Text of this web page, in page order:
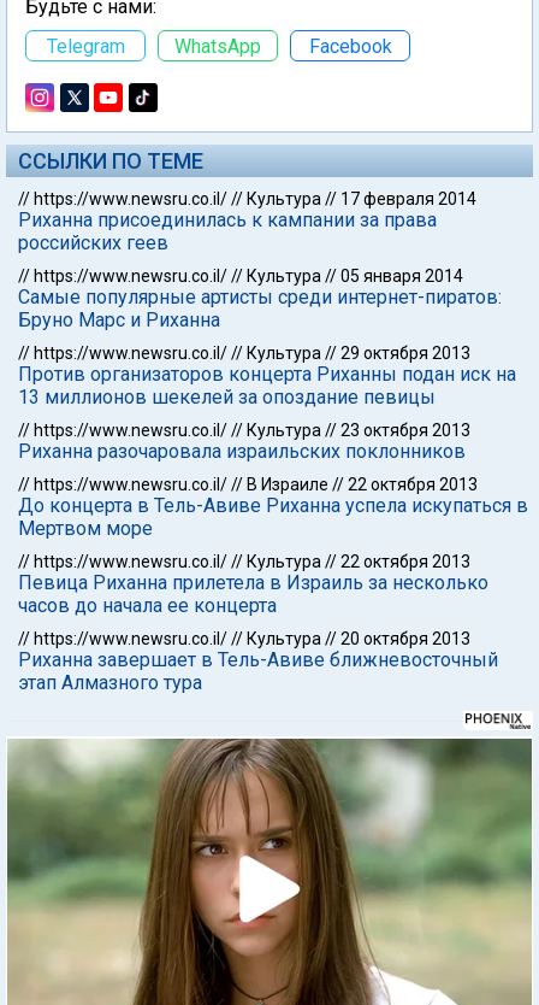
Будьте с нами:
Telegram
WhatsApp Facebook
ССЫЛКИ ПО ТЕМЕ
// https://www.newsru.co.il/// Культура // 17 февраля 2014
Риханна присоединилась к кампании за права
российских геев
// https://www.newsru.co.il/// Культура //05 января 2014
Самые популярные артисты среди интернет-пиратов:
Бруно Марс и Риханна
// https://www.newsru.co.il/// Культура //29 октября 2013
Против организаторов концерта Риханны подан иск на
13 миллионов шекелей за опоздание певицы
// https://www.newsru.co.il/// Культура //23 октября 2013
Риханна разочаровала израильских поклонников
// https://www.newsru.co.il/// В Израиле //22 октября 2013
До концерта в Тель-Авиве Риханна успела искупаться в
Мертвом море
// https://www.newsru.co.il/// Культура //22 октября 2013
Певица Риханна прилетела в Израиль за несколько
часов до начала ее концерта
// https://www.newsru.co.il/// Культура //20 октября 2013
Риханна завершает в Тель-Авиве ближневосточный
этап Алмазного тура